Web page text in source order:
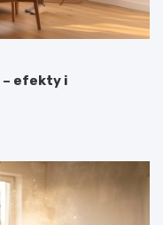
– efekty i